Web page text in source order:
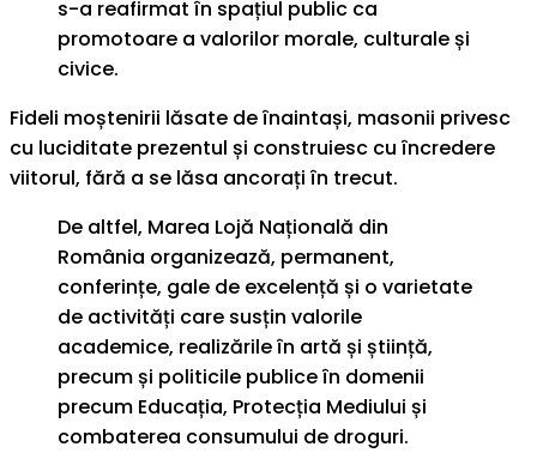
s-a reafirmat în spațiul public ca
promotoare a valorilor morale, culturale și
civice.
Fideli moștenirii lăsate de înaintași, masonii privesc
cu luciditate prezentul și construiesc cu încredere
viitorul, fără a se lăsa ancorați în trecut.
De altfel, Marea Lojă Națională din
România organizează, permanent,
conferințe, gale de excelență și o varietate
de activități care susțin valorile
academice, realizările în artă și știință,
precum și politicile publice în domenii
precum Educația, Protecția Mediului și
combaterea consumului de droguri.